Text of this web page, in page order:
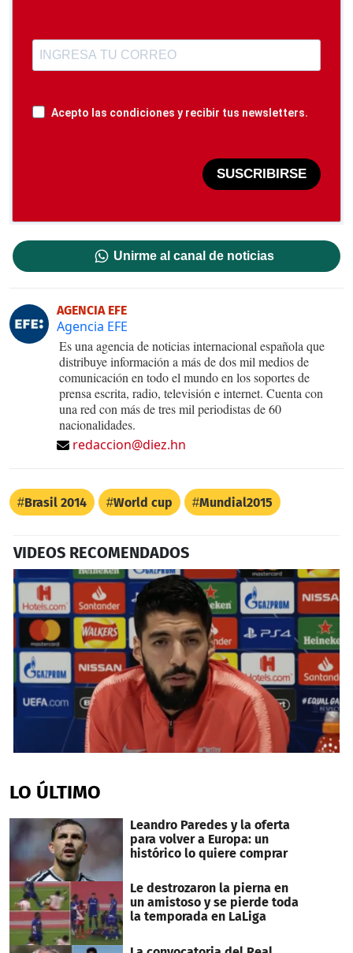
Acepto las condiciones y recibir tus newsletters.
SUSCRIBIRSE
Unirme al canal de noticias
AGENCIA EFE
Agencia EFE
Es una agencia de noticias internacional española que
distribuye información a más de dos mil medios de
comunicación en todo el mundo en los soportes de
prensa escrita, radio, televisión e internet. Cuenta con
una red con más de tres mil periodistas de 60
nacionalidades.
redaccion@diez.hn
Brasil 2014 World cup Mundial2015
VIDEOS RECOMENDADOS
of
1
15
seconds
LO ÚLTIMO
Leandro Paredes y la oferta
para volver a Europa: un
histórico lo quiere comprar
Le destrozaron la pierna en
un amistoso y se pierde toda
la temporada en LaLiga